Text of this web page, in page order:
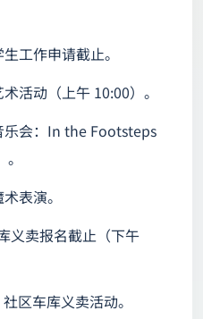
工作申请截止。
活动（上午 10:00）。
乐会：In the Footsteps
表演。
义卖报名截止（下午
区车库义卖活动。